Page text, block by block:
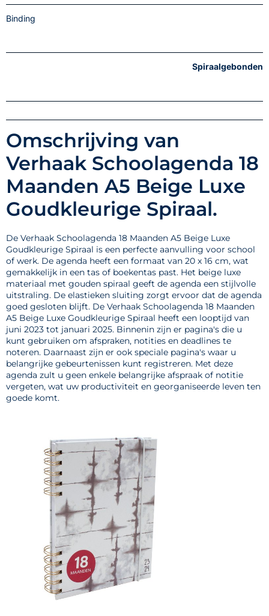
Binding
Spiraalgebonden
Omschrijving van
Verhaak Schoolagenda 18
Maanden A5 Beige Luxe
Goudkleurige Spiraal.
De Verhaak Schoolagenda 18 Maanden A5 Beige Luxe
Goudkleurige Spiraal is een perfecte aanvulling voor school
of werk. De agenda heeft een formaat van 20 x 16 cm, wat
gemakkelijk in een tas of boekentas past. Het beige luxe
materiaal met gouden spiraal geeft de agenda een stijlvolle
uitstraling. De elastieken sluiting zorgt ervoor dat de agenda
goed gesloten blijft. De Verhaak Schoolagenda 18 Maanden
A5 Beige Luxe Goudkleurige Spiraal heeft een looptijd van
juni 2023 tot januari 2025. Binnenin zijn er pagina's die u
kunt gebruiken om afspraken, notities en deadlines te
noteren. Daarnaast zijn er ook speciale pagina's waar u
belangrijke gebeurtenissen kunt registreren. Met deze
agenda zult u geen enkele belangrijke afspraak of notitie
vergeten, wat uw productiviteit en georganiseerde leven ten
goede komt.